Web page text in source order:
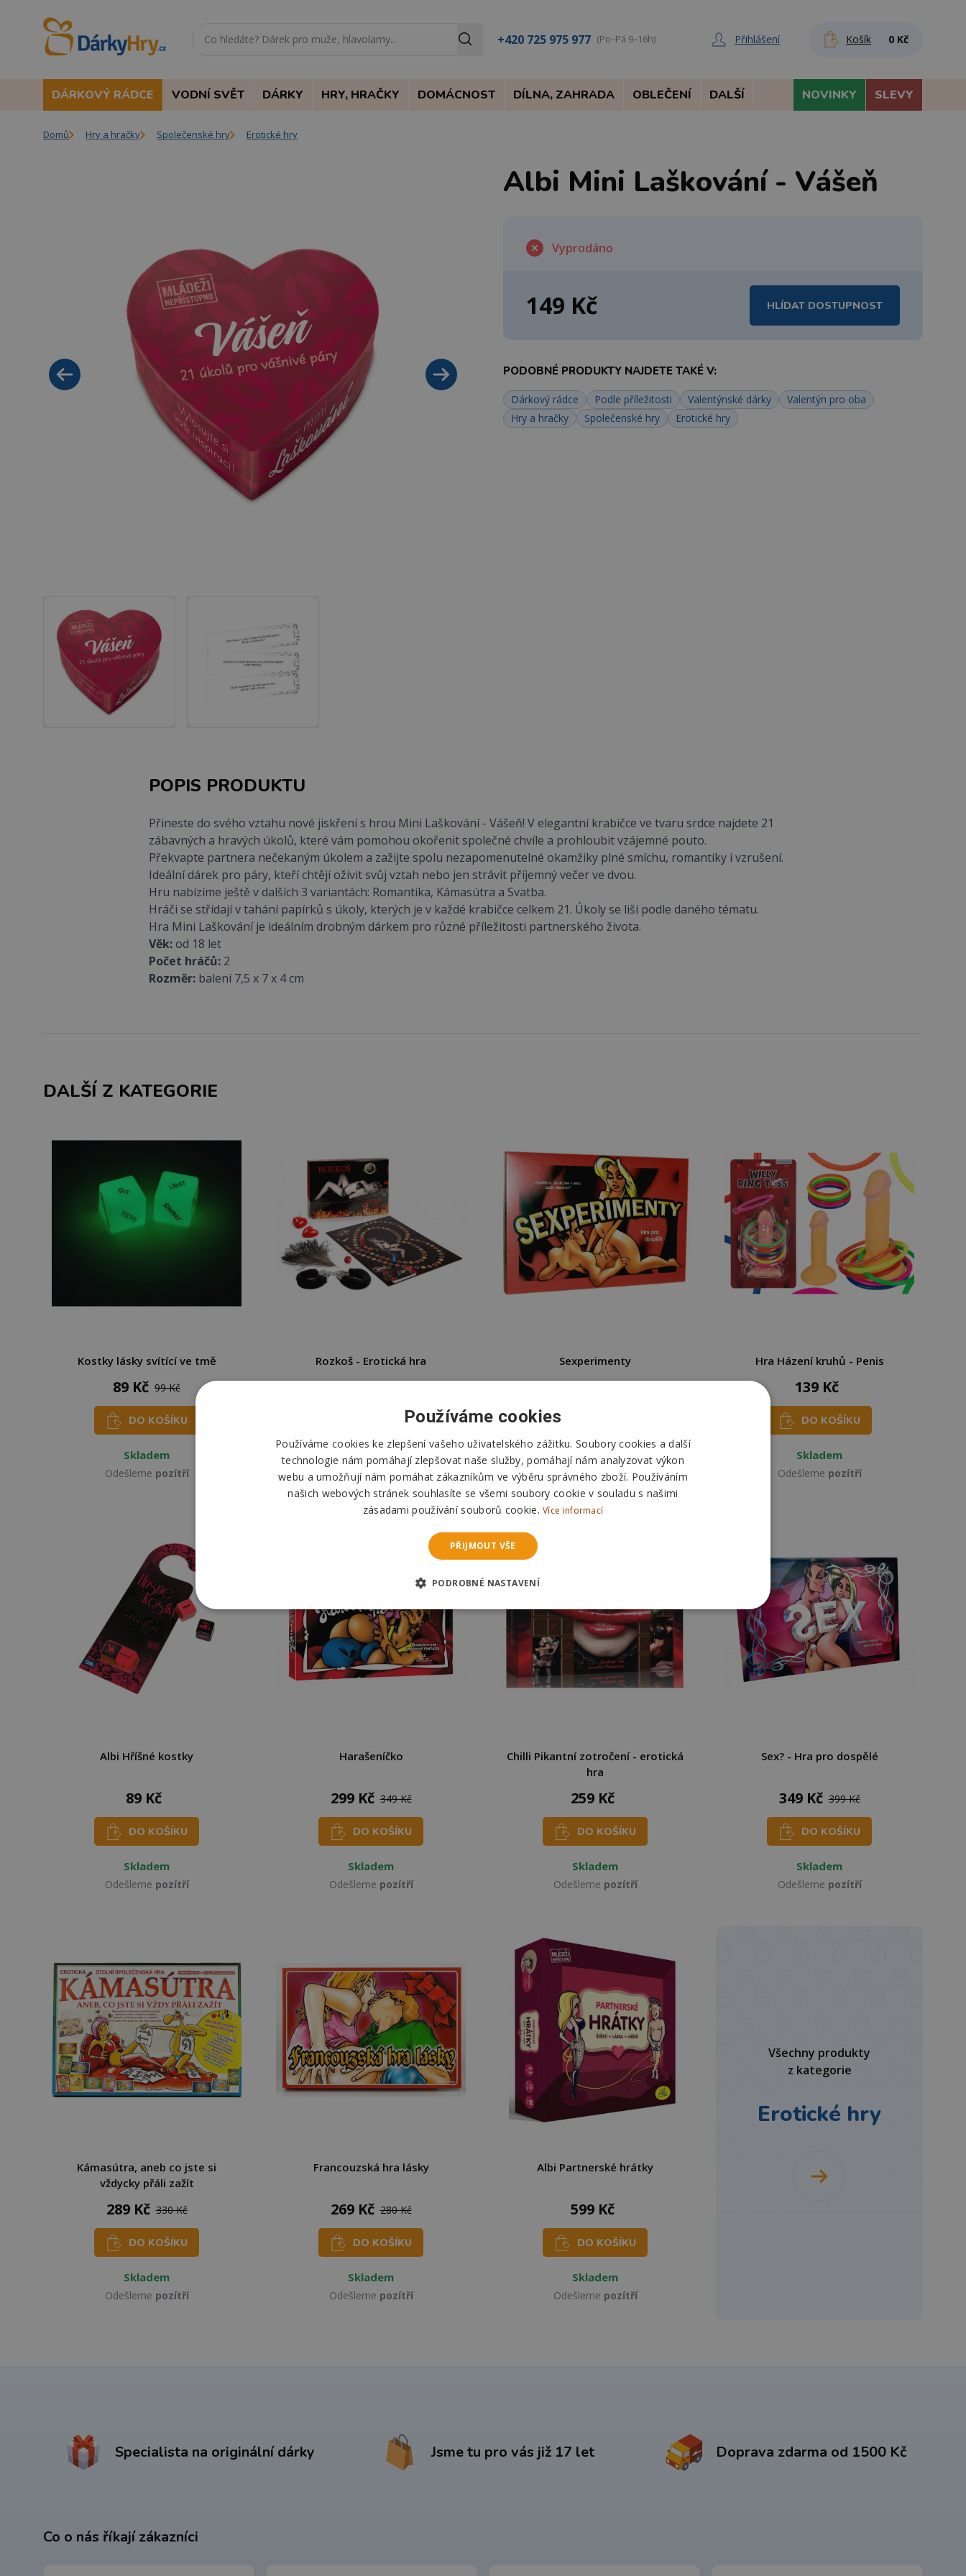
+420 725 975 977 (Po–Pá 9–16h) Přihlášení Košík 0 Kč
DÁRKOVÝ RÁDCE VODNÍ SVĚT DÁRKY HRY, HRAČKY DOMÁCNOST DÍLNA, ZAHRADA OBLEČENÍ DALŠÍ NOVINKY SLEVY
Domů Hry a hračky Společenské hry Erotické hry
Albi Mini Laškování - Vášeň
Vyprodáno
149 Kč HLÍDAT DOSTUPNOST
PODOBNÉ PRODUKTY NAJDETE TAKÉ V:
Dárkový rádce Podle příležitosti Valentýnské dárky
Valentýn pro oba
Hry a hračky
Společenské hry Erotické hry
POPIS PRODUKTU
Přineste do svého vztahu nové jiskření s hrou Mini Laškování - Vášeň! V elegantní krabičce ve tvaru srdce najdete 21
zábavných a hravých úkolů, které vám pomohou okořenit společné chvíle a prohloubit vzájemné pouto.
Překvapte partnera nečekaným úkolem a zažijte spolu nezapomenutelné okamžiky plné smíchu, romantiky i vzrušení.
Ideální dárek pro páry, kteří chtějí oživit svůj vztah nebo jen strávit příjemný večer ve dvou.
Hru nabízíme ještě v dalších 3 variantách: Romantika, Kámasútra a Svatba.
Hráči se střídají v tahání papírků s úkoly, kterých je v každé krabičce celkem 21. Úkoly se liší podle daného tématu.
Hra Mini Laškování je ideálním drobným dárkem pro různé příležitosti partnerského života.
Věk:od 18 let
Počet hráčů: 2
Rozměr: balení 7,5 x 7 x 4 cm
DALŠÍ Z KATEGORIE
Kostky lásky svítící ve tmě
89 Kč 99 Kč
DO KOŠÍKU
Skladem
Odešleme pozítří
Rozkoš - Erotická hra
365 Kč
DO KOŠÍKU
Skladem
Odešlemepozítří
Sexperimenty
299 Kč
Skladem
Odešlemepozítří
Hra Házení kruhů - Penis
139 Kč
DO KOŠÍKU
Skladem
Odešleme pozítří
Albi Hříšné kostky
89 Kč
DO KOŠÍKU
Skladem
Odešleme pozítří
Harašeníčko
299 Kč 349 Kč
DO KOŠÍKU
Skladem
Odešleme pozítří
Chilli Pikantní zotročení - erotická
hra
259 Kč
DO KOŠÍKU
Skladem
Odešleme pozítří
Sex? - Hra pro dospělé
349 Kč 399 Kč
DO KOŠÍKU
Skladem
Odešleme pozítří
Kámasútra, aneb co jste si
vždycky přáli zažít
289 Kč 330 Kč
DO KOŠÍKU
Skladem
Odešleme pozítří
Francouzská hra lásky
269 Kč 280 Kč
DO KOŠÍKU
Skladem
Odešleme pozítří
Albi Partnerské hrátky
599 Kč
DO KOŠÍKU
Skladem
Odešleme pozítří
Všechny produkty
z kategorie
Erotické hry
Specialista na originální dárky Jsme tu pro vás již 17 let Doprava zdarma od 1500 Kč
Co o nás říkají zákazníci
Používáme cookies
Používáme cookies ke zlepšení vašeho uživatelského zážitku. Soubory cookies a další
technologie nám pomáhají zlepšovat naše služby, pomáhají nám analyzovat výkon
webu a umožňují nám pomáhat zákazníkům ve výběru správného zboží. Používáním
našich webových stránek souhlasíte se všemi soubory cookie v souladu s našimi
zásadami používání souborů cookie.Více informací
PŘIJMOUT VŠE
PODROBNÉ NASTAVENÍ